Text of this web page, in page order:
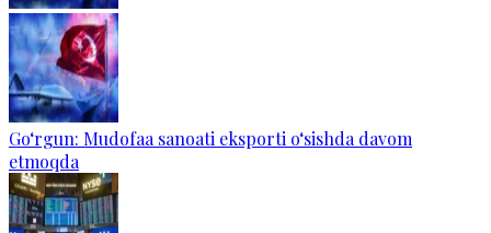
Go‘rgun: Mudofaa sanoati eksporti o‘sishda davom
etmoqda